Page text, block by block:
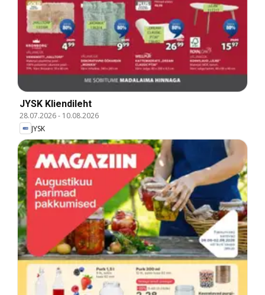
JYSK Kliendileht
28.07.2026- 10.08.2026
JYSK